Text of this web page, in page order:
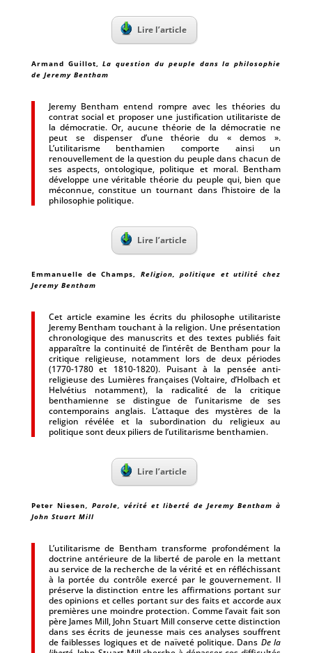
Lire l’article
Armand Guillot, La question du peuple dans la philosophie
de Jeremy Bentham
Jeremy Bentham entend rompre avec les théories du
contrat social et proposer une justification utilitariste de
la démocratie. Or, aucune théorie de la démocratie ne
peut se dispenser d’une théorie du « demos ».
L’utilitarisme benthamien comporte ainsi un
renouvellement de la question du peuple dans chacun de
ses aspects, ontologique, politique et moral. Bentham
développe une véritable théorie du peuple qui, bien que
méconnue, constitue un tournant dans l’histoire de la
philosophie politique.
Lire l’article
Emmanuelle de Champs, Religion, politique et utilité chez
Jeremy Bentham
Cet article examine les écrits du philosophe utilitariste
Jeremy Bentham touchant à la religion. Une présentation
chronologique des manuscrits et des textes publiés fait
apparaître la continuité de l’intérêt de Bentham pour la
critique religieuse, notamment lors de deux périodes
(1770-1780 et 1810-1820). Puisant à la pensée anti-
religieuse des Lumières françaises (Voltaire, d’Holbach et
Helvétius notamment), la radicalité de la critique
benthamienne se distingue de l’unitarisme de ses
contemporains anglais. L’attaque des mystères de la
religion révélée et la subordination du religieux au
politique sont deux piliers de l’utilitarisme benthamien.
Lire l’article
Peter Niesen, Parole, vérité et liberté de Jeremy Bentham à
John Stuart Mill
L’utilitarisme de Bentham transforme profondément la
doctrine antérieure de la liberté de parole en la mettant
au service de la recherche de la vérité et en réfléchissant
à la portée du contrôle exercé par le gouvernement. Il
préserve la distinction entre les affirmations portant sur
des opinions et celles portant sur des faits et accorde aux
premières une moindre protection. Comme l’avait fait son
père James Mill, John Stuart Mill conserve cette distinction
dans ses écrits de jeunesse mais ces analyses souffrent
de faiblesses logiques et de naïveté politique. Dans De la